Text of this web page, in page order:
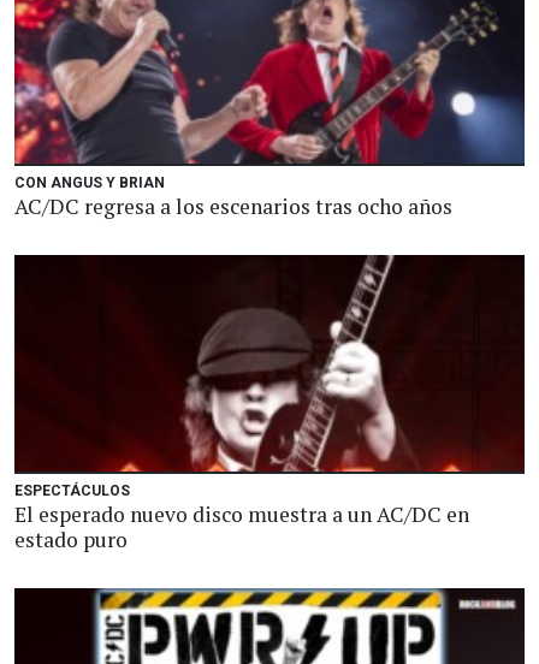
CON ANGUS Y BRIAN
AC/DC regresa a los escenarios tras ocho años
ESPECTÁCULOS
El esperado nuevo disco muestra a un AC/DC en
estado puro